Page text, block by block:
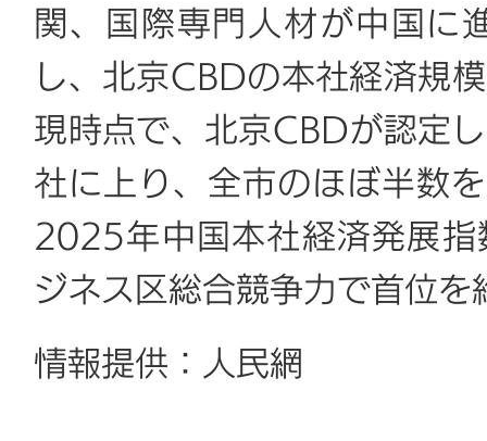
関、国際専門人材が中国に
し、北京CBDの本社経済規
現時点で、北京CBDが認定
社に上り、全市のほぼ半数
2025年中国本社経済発展
ジネス区総合競争力で首位を
情報提供：人民網